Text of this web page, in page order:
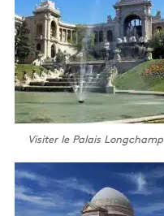
Visiter le Palais Longchamp